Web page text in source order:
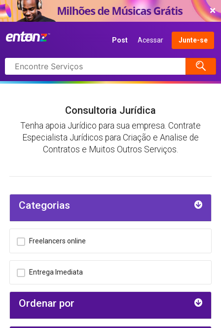
COMEÇAR AGORA
Pesquisar
itens
Post Acessar Junte-se
Consultoria Jurídica
Tenha apoia Jurídico para sua empresa. Contrate
Especialista Jurídicos para Criação e Analise de
Contratos e Muitos Outros Serviços.
Categorias
Freelancers online
Entrega Imediata
Ordenar por